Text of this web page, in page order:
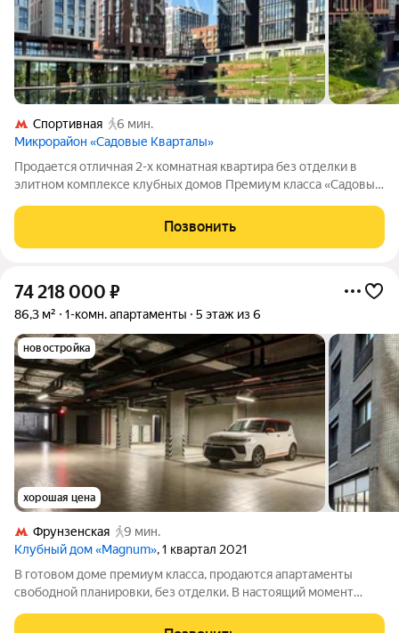
Спортивная
6 мин.
Микрорайон «Садовые Кварталы»
Продается отличная 2-х комнатная квартира без отделки в
элитном комплексе клубных домов Премиум класса «Садовые
престижного района столицы-Хамовники, в 3-х км от Кремля.
До ст. метро
Позвонить
74 218 000 ₽
86,3 м² 1-комн. апартаменты 5 этаж из 6
новостройка
хорошая цена
Фрунзенская
9 мин.
Клубный дом «Magnum», 1 квартал 2021
В готовом доме премиум класса, продаются апартаменты
свободной планировки, без отделки. В настоящий момент
ключи и приступить к ремонту. Magnum это концептуальный